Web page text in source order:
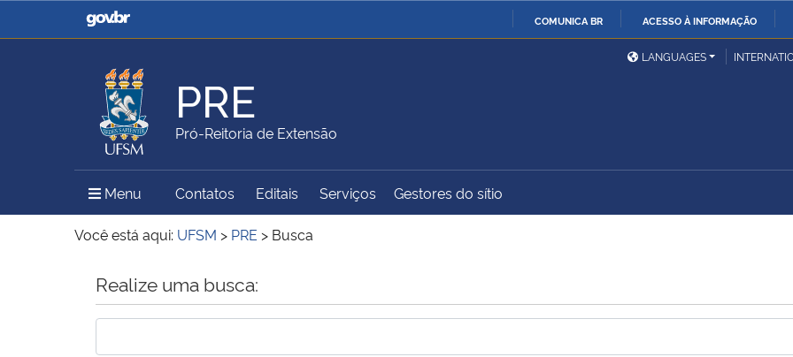
COMUNICA BR ACESSO À INFORMAÇÃO
Casa Civil
Ministério da Justiça e
Ministério da Defesa
Ministério das Relações
Exteriores
Ministério da Agricultura,
Pecuária e Abastecimento
Ministério do Meio Ambiente Ministério do Turismo
Ministério do
LANGUAGES
PRE
Pró-Reitoria de Extensão
Menu Menu Principal do Sítio
Contatos Editais Serviços Gestores do sítio
Você está aqui: UFSM > PRE > Busca
Início do conteúdo
Realize uma busca: